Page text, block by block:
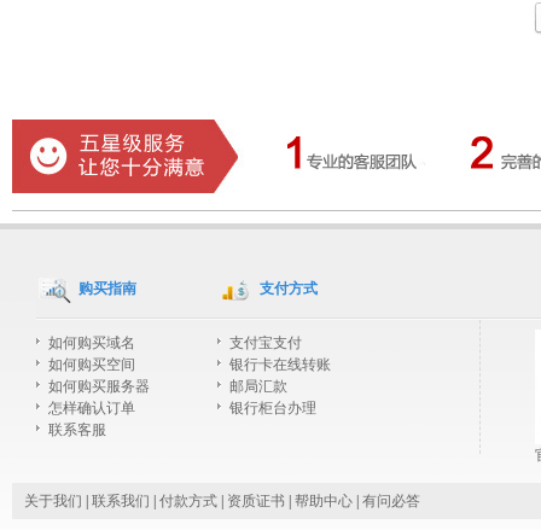
购买指南
如何购买域名
如何购买空间
如何购买服务器
怎样确认订单
联系客服
支付方式
支付宝支付
银行卡在线转账
邮局汇款
银行柜台办理
关于我们 联系我们 付款方式 资质证书 帮助中心 有问必答